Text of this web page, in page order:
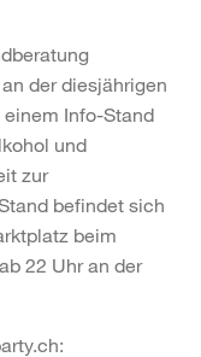
der diesjährigen
Info-Stand
und
zur
befindet sich
beim
22 Uhr an der